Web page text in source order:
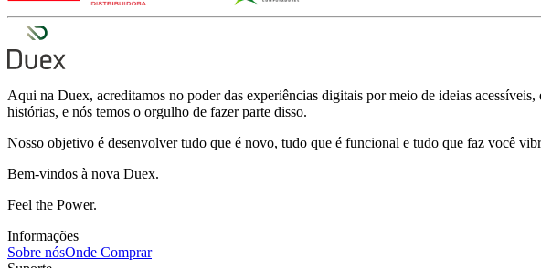
Aqui na Duex, acreditamos no poder das experiências digitais por meio de ideias
histórias, e nós temos o orgulho de fazer parte disso.
Nosso objetivo é desenvolver tudo que é novo, tudo que é funcional e tudo que faz você
Bem-vindos à nova Duex.
Feel the Power.
Informações
Sobre nósOnde Comprar